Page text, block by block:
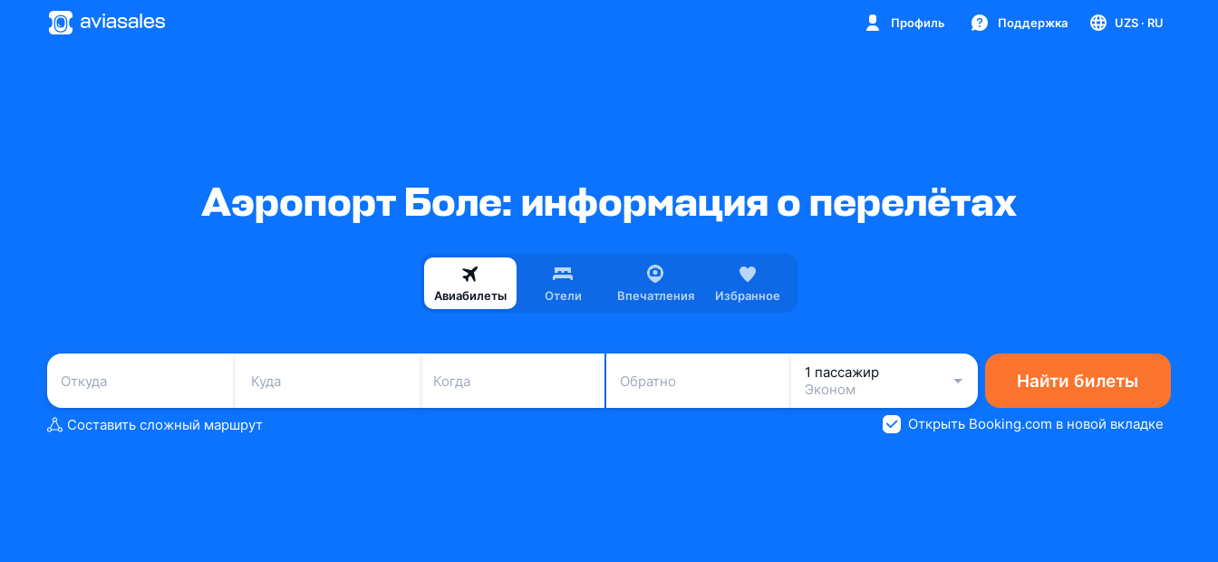
Профиль Поддержка UZS · RU
Аэропорт Боле: информация о перелётах
Авиабилеты Отели Впечатления Избранное
Когда Обратно
1 пассажир
Эконом
Найти билеты
Составить сложный маршрут Открыть Booking.com в новой вкладке